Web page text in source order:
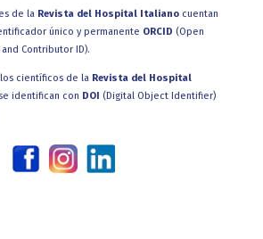
de la Revista del Hospital Italiano cuentan
único y permanente ORCID (Open
and Contributor ID).
científicos de la Revista del Hospital
identifican con DOI (Digital Object Identifier)